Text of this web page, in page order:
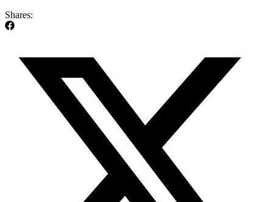
Shares: